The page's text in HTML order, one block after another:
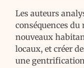
Les auteurs
conséquences
nouveaux
locaux, et créer
une